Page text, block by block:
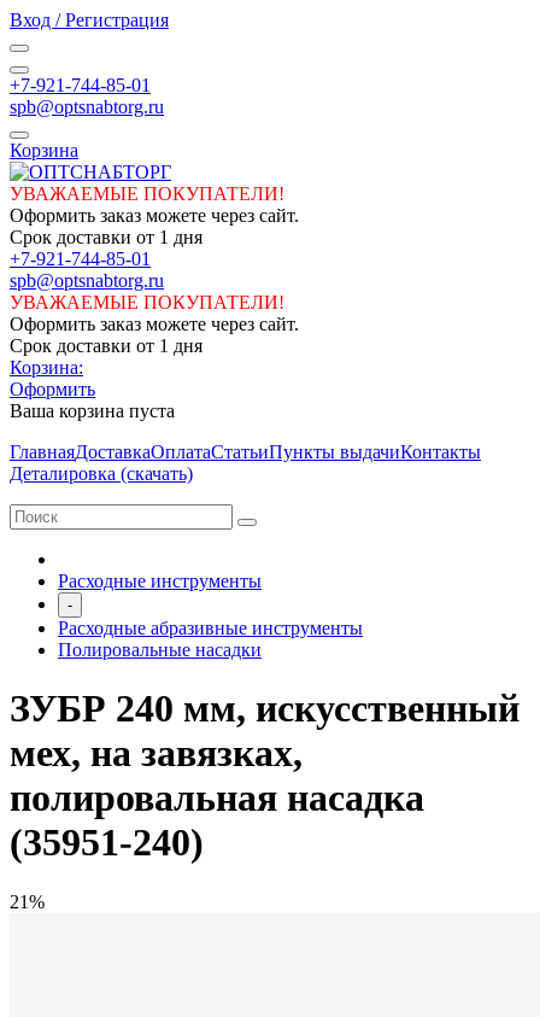
Вход / Регистрация
+7-921-744-85-01
spb@optsnabtorg.ru
Корзина
УВАЖАЕМЫЕ ПОКУПАТЕЛИ!
Оформить заказ можете через сайт.
Срок доставки от 1 дня
+7-921-744-85-01
spb@optsnabtorg.ru
УВАЖАЕМЫЕ ПОКУПАТЕЛИ!
Оформить заказ можете через сайт.
Срок доставки от 1 дня
Корзина:
Оформить
Ваша корзина пуста
ГлавнаяДоставкаОплатаСтатьиПункты выдачиКонтакты
Деталировка (скачать)
Расходные инструменты
-
Расходные абразивные инструменты
Полировальные насадки
ЗУБР 240 мм, искусственный
мех, на завязках,
полировальная насадка
(35951-240)
21%